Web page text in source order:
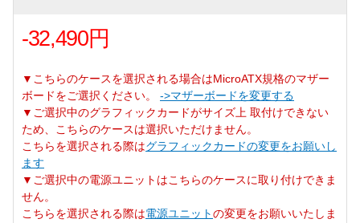
-32,490円
▼こちらのケースを選択される場合はMicroATX規格のマザー
ボードをご選択ください。 ->マザーボードを変更する
▼ご選択中のグラフィックカードがサイズ上 取付けできない
ため、こちらのケースは選択いただけません。
こちらを選択される際はグラフィックカードの変更をお願いし
ます
▼ご選択中の電源ユニットはこちらのケースに取り付けできま
せん。
こちらを選択される際は電源ユニットの変更をお願いいたしま